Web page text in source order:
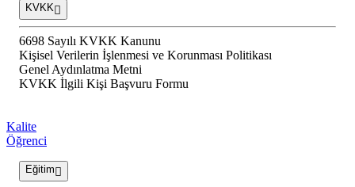
KVKK
6698 Sayılı KVKK Kanunu
Kişisel Verilerin İşlenmesi ve Korunması Politikası
Genel Aydınlatma Metni
KVKK İlgili Kişi Başvuru Formu
Kalite
Öğrenci
Eğitim